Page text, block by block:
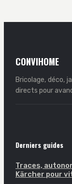
CONVIHOME
Bricolage, déco,
directs pour
Derniers guides
Traces,
Kärcher pour